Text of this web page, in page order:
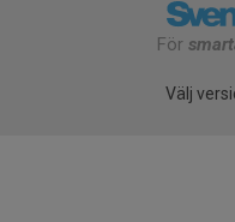
För
Välj